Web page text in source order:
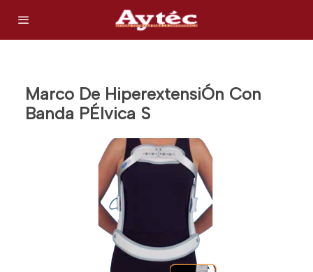
Marco De HiperextensiÓn Con
Banda PÉlvica S